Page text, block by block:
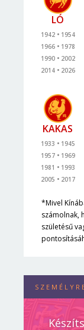
LÓ
1942
1954
1966
1978
1990
2002
2014
2026
KAKAS
1933
1945
1957
1969
1981
1993
2005
2017
*Mivel
számolnak,
születésű